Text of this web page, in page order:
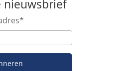
nieuwsbrief
*